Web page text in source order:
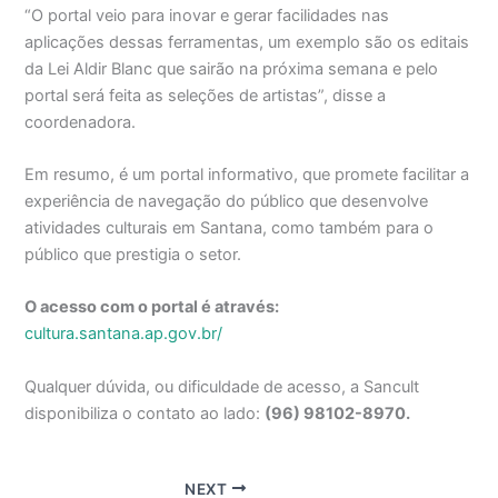
“O portal veio para inovar e gerar facilidades nas
aplicações dessas ferramentas, um exemplo são os editais
da Lei Aldir Blanc que sairão na próxima semana e pelo
portal será feita as seleções de artistas”, disse a
coordenadora.
Em resumo, é um portal informativo, que promete facilitar a
experiência de navegação do público que desenvolve
atividades culturais em Santana, como também para o
público que prestigia o setor.
O acesso com o portal é através:
cultura.santana.ap.gov.br/
Qualquer dúvida, ou dificuldade de acesso, a Sancult
disponibiliza o contato ao lado: (96) 98102-8970.
NEXT